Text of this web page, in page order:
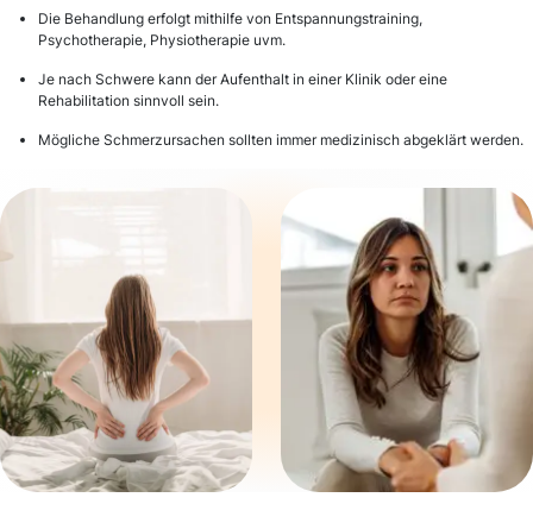
Die Behandlung erfolgt mithilfe von Entspannungstraining,
Psychotherapie, Physiotherapie uvm.
Je nach Schwere kann der Aufenthalt in einer Klinik oder eine
Rehabilitation sinnvoll sein.
Mögliche Schmerzursachen sollten immer medizinisch abgeklärt werden.